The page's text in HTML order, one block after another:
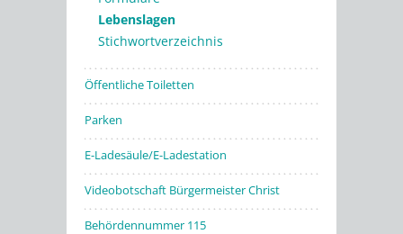
Lebenslagen
Stichwortverzeichnis
Öffentliche Toiletten
Parken
E-Ladesäule/E-Ladestation
Videobotschaft Bürgermeister Christ
Behördennummer 115